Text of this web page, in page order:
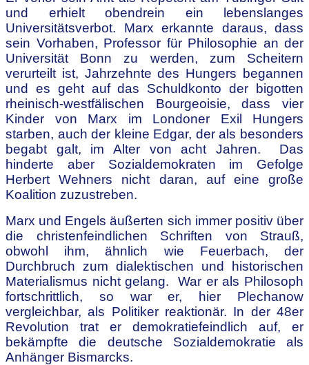
und erhielt obendrein ein lebenslanges
Universitätsverbot. Marx erkannte daraus, dass
sein Vorhaben, Professor für Philosophie an der
Universität Bonn zu werden, zum Scheitern
verurteilt ist, Jahrzehnte des Hungers begannen
und es geht auf das Schuldkonto der bigotten
rheinisch-westfälischen Bourgeoisie, dass vier
Kinder von Marx im Londoner Exil Hungers
starben, auch der kleine Edgar, der als besonders
begabt galt, im Alter von acht Jahren. Das
hinderte aber Sozialdemokraten im Gefolge
Herbert Wehners nicht daran, auf eine große
Koalition zuzustreben.
Marx und Engels äußerten sich immer positiv über
die christenfeindlichen Schriften von Strauß,
obwohl ihm, ähnlich wie Feuerbach, der
Durchbruch zum dialektischen und historischen
Materialismus nicht gelang. War er als Philosoph
fortschrittlich, so war er, hier Plechanow
vergleichbar, als Politiker reaktionär. In der 48er
Revolution trat er demokratiefeindlich auf, er
bekämpfte die deutsche Sozialdemokratie als
Anhänger Bismarcks.